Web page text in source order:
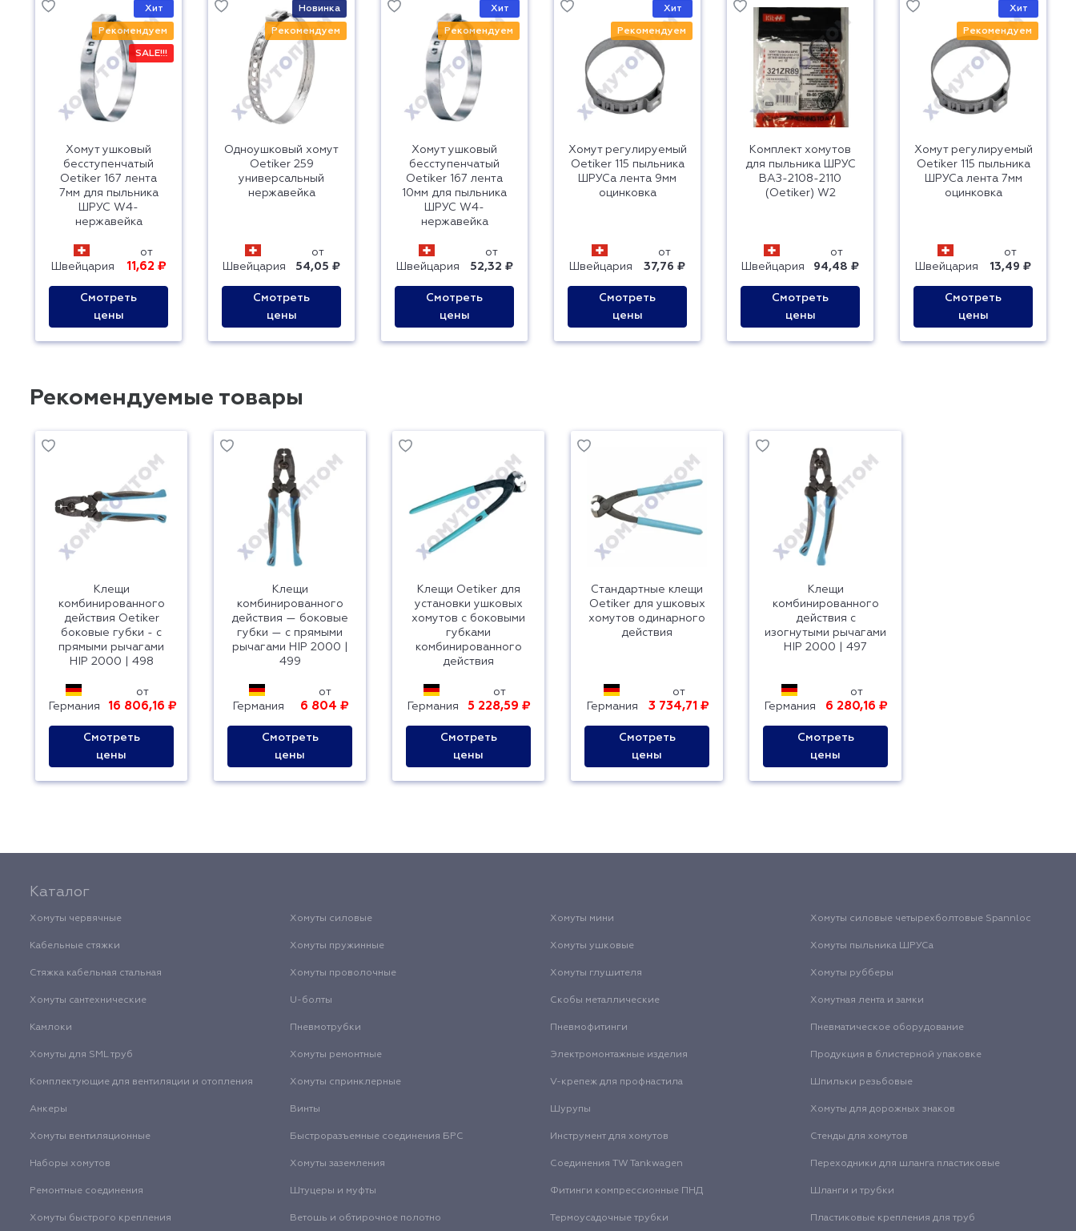
Хит
Рекомендуем
SALE!!!
Хомут ушковый
бесступенчатый
Oetiker 167 лента
7мм для пыльника
ШРУС W4-
нержавейка
Швейцария
от
11,62 ₽
Смотреть
цены
Новинка
Рекомендуем
Одноушковый хомут
Oetiker 259
универсальный
нержавейка
Швейцария
от
54,05 ₽
Смотреть
цены
Хит
Рекомендуем
Хомут ушковый
бесступенчатый
Oetiker 167 лента
10мм для пыльника
ШРУС W4-
нержавейка
Швейцария
от
52,32 ₽
Смотреть
цены
Хит
Рекомендуем
Хомут регулируемый
Oetiker 115 пыльника
ШРУСа лента 9мм
оцинковка
Швейцария
от
37,76 ₽
Смотреть
цены
Комплект хомутов
для пыльника ШРУС
ВАЗ-2108-2110
(Oetiker) W2
Швейцария
от
94,48 ₽
Смотреть
цены
Хит
Рекомендуем
Хомут регулируемый
Oetiker 115 пыльника
ШРУСа лента 7мм
оцинковка
Швейцария
от
13,49 ₽
Смотреть
цены
Рекомендуемые товары
Клещи
комбинированного
действия Oetiker
боковые губки - с
прямыми рычагами
HIP 2000 | 498
Германия
от
16 806,16 ₽
Смотреть
цены
Клещи
комбинированного
действия — боковые
губки — с прямыми
рычагами HIP 2000 |
499
Германия
от
6 804 ₽
Смотреть
цены
Клещи Oetiker для
установки ушковых
хомутов с боковыми
губками
комбинированного
действия
Германия
от
5 228,59 ₽
Смотреть
цены
Стандартные клещи
Oetiker для ушковых
хомутов одинарного
действия
Германия
от
3 734,71 ₽
Смотреть
цены
Клещи
комбинированного
действия с
изогнутыми рычагами
HIP 2000 | 497
Германия
от
6 280,16 ₽
Смотреть
цены
Каталог
Хомуты червячные Хомуты силовые Хомуты мини Хомуты силовые четырехболтовые Spannloc
Кабельные стяжки Хомуты пружинные Хомуты ушковые Хомуты пыльника ШРУСа
Стяжка кабельная стальная Хомуты проволочные Хомуты глушителя Хомуты рубберы
Хомуты сантехнические U-болты Скобы металлические Хомутная лента и замки
Камлоки Пневмотрубки Пневмофитинги Пневматическое оборудование
Хомуты для SML труб Хомуты ремонтные Электромонтажные изделия Продукция в блистерной упаковке
Комплектующие для вентиляции и отопления Хомуты спринклерные V-крепеж для профнастила Шпильки резьбовые
Анкеры Винты Шурупы Хомуты для дорожных знаков
Хомуты вентиляционные Быстроразъемные соединения БРС Инструмент для хомутов Стенды для хомутов
Наборы хомутов Хомуты заземления Соединения TW Tankwagen Переходники для шланга пластиковые
Ремонтные соединения Штуцеры и муфты Фитинги компрессионные ПНД Шланги и трубки
Хомуты быстрого крепления Ветошь и обтирочное полотно Термоусадочные трубки Пластиковые крепления для труб